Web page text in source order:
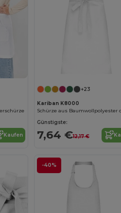
Kaufen
+23
Kariban K8000
Günstigste:
7,64 €12,17 €
-40%